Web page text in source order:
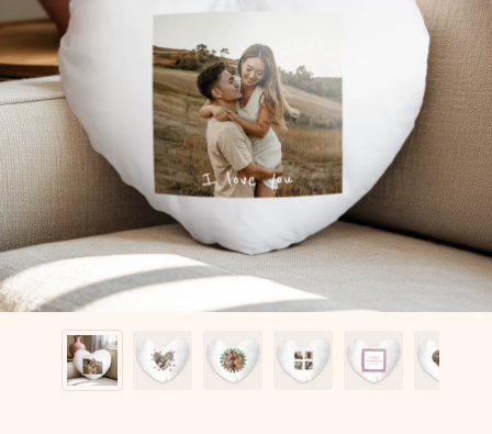
Cartão com mensagem grátis
Cria algo único em apenas alguns passos - com o nome
dela, uma foto ou uma mensagem que realmente toca o
coração. Sem complicações, apenas todo o amor num
momento especial.